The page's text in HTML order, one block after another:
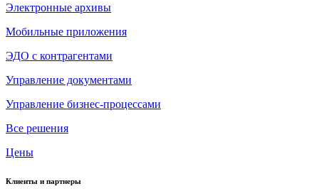
Электронные архивы
Мобильные приложения
ЭДО с контрагентами
Управление документами
Управление бизнес-процессами
Все решения
Цены
Клиенты и партнеры